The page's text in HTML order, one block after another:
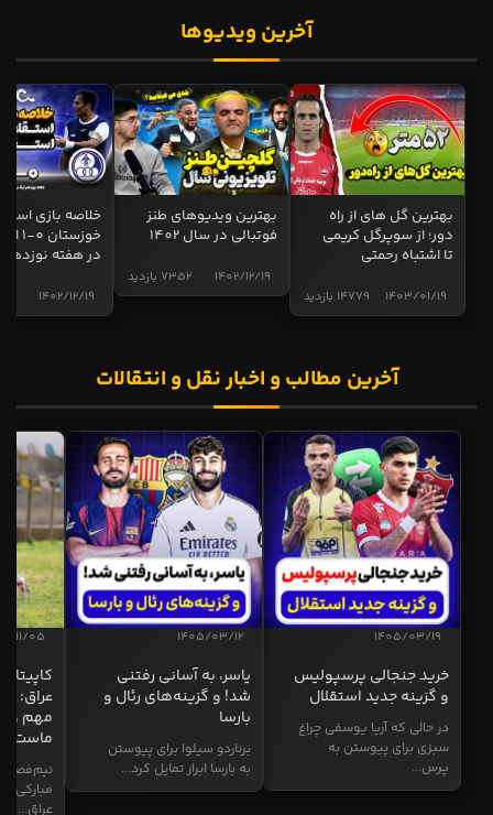
آخرین ویدیوها
بهترین گل های از راه
دور؛ از سوپرگل کریمی
تا اشتباه رحمتی
14779 بازدید 1403/01/19
بهترین ویدیوهای طنز
فوتبالی در سال 1402
7352 بازدید 1402/12/19
خلاصه بازی
در هفته نوزدهم
1402/12/19
آخرین مطالب و اخبار نقل و انتقالات
1405/03/19
خرید جنجالی پرسپولیس
و گزینه جدید استقلال
در حالی که آریا یوسفی چراغ
سبزی برای پیوستن به
پرس...
1405/03/12
یاسر، به آسانی رفتنی
شد! و گزینه‌های رئال و
بارسا
برناردو سیلوا برای پیوستن
به بارسا ابراز تمایل کرد...
11/05
عراق:
مهم و
ماست
نیم‌فصل
مبارکی
عراق...